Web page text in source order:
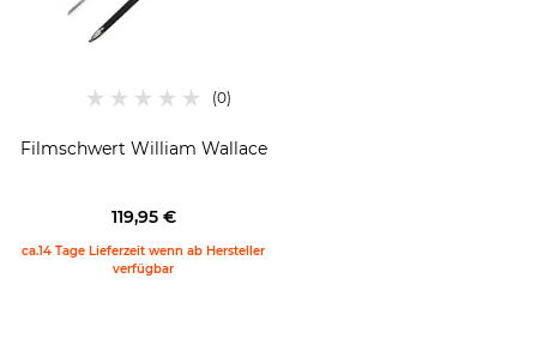
Filmschwert William Wallace
119,95 €
ca.14 Tage Lieferzeit wenn ab Hersteller
verfügbar